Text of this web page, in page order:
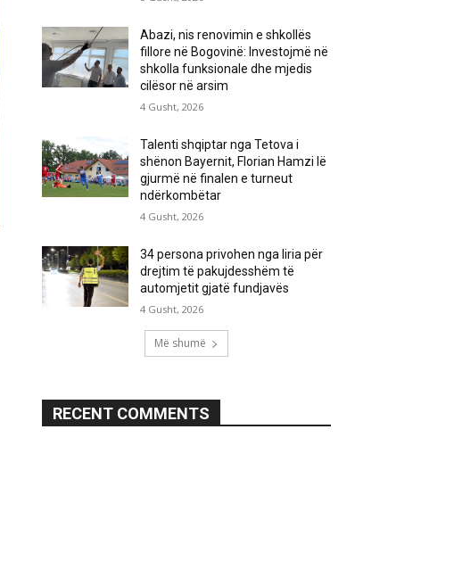
Abazi, nis renovimin e shkollës
fillore në Bogovinë: Investojmë në
shkolla funksionale dhe mjedis
cilësor në arsim
4 Gusht, 2026
Talenti shqiptar nga Tetova i
shënon Bayernit, Florian Hamzi lë
gjurmë në finalen e turneut
ndërkombëtar
4 Gusht, 2026
34 persona privohen nga liria për
drejtim të pakujdesshëm të
automjetit gjatë fundjavës
4 Gusht, 2026
Më shumë
RECENT COMMENTS